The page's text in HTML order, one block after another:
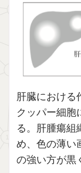
肝臓における
クッパー細胞
る。肝腫瘍組
め、色の薄い
の強い方が黒